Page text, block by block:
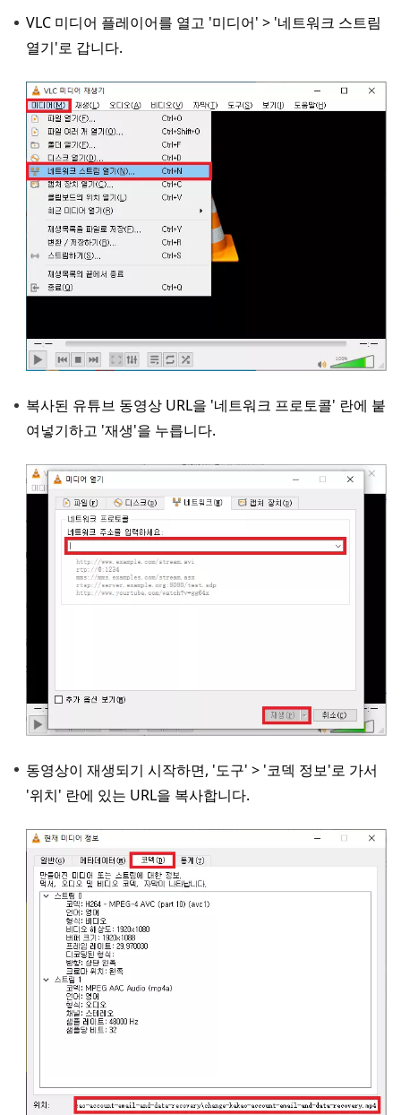
VLC 미디어 플레이어를 열고 '미디어' > '네트워크 스트림
열기'로 갑니다.
복사된 유튜브 동영상 URL을 '네트워크 프로토콜' 란에 붙
여넣기하고 '재생'을 누릅니다.
동영상이 재생되기 시작하면, '도구' > '코덱 정보'로 가서
'위치' 란에 있는 URL을 복사합니다.